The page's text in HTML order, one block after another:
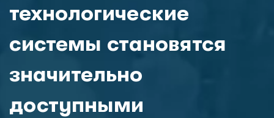
технологические
системы становятся
значительно
доступными